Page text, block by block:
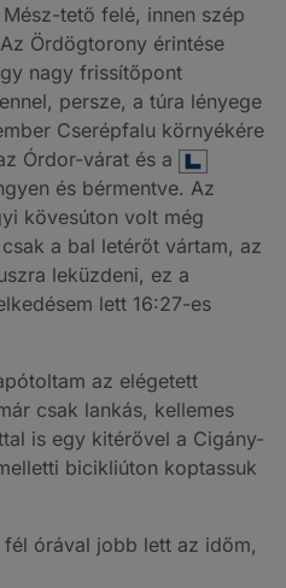
tető felé, innen szép
Ördögtorony érintése
nagy frissítőpont
persze, a túra lényege
Cserépfalu környékére
Órdor-várat és a
és bérmentve. Az
kövesúton volt még
a bal letérőt vártam, az
leküzdeni, ez a
lett 16:27-es
az elégetett
csak lankás, kellemes
is egy kitérővel a Cigány-
bicikliúton koptassuk
órával jobb lett az időm,